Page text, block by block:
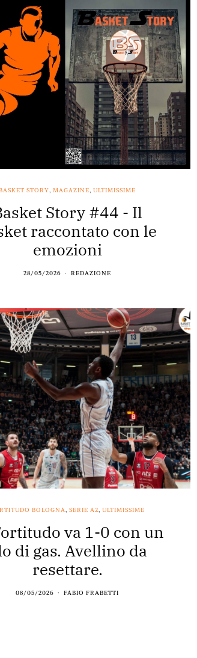
STORY MAGAZINE ULTIMISSIME
Story #44 - Il
raccontato con le
emozioni
28/05/2026 REDAZIONE
BOLOGNA SERIE A2 ULTIMISSIME
va 1-0 con un
di gas. Avellino da
resettare.
08/05/2026 FABIO FRABETTI